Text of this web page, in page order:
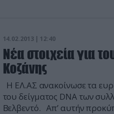
14.02.2013 | 12:40
Νέα στοιχεία για
Κοζάνης
Η ΕΛ.ΑΣ ανακοίνωσε τα
του δείγματος DNA των
Βελβεντό. Απ’ αυτήν